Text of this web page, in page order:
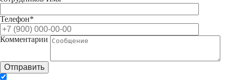
Телефон*
Комментарии
Отправить